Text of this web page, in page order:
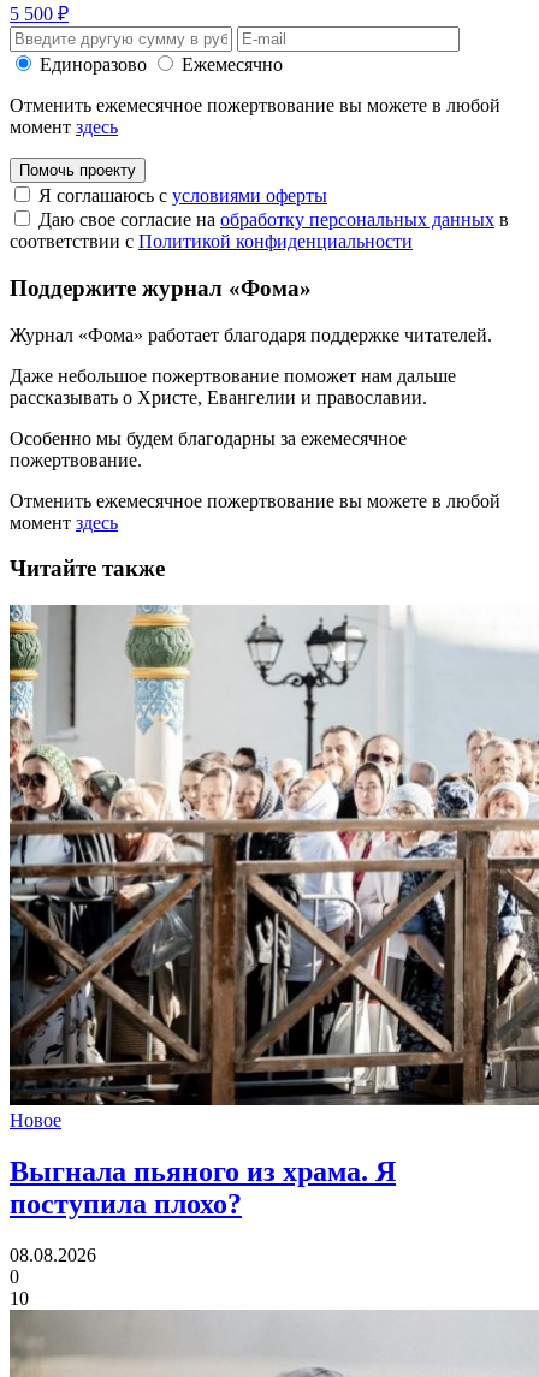
5 500 ₽
Единоразово
Ежемесячно
Отменить ежемесячное пожертвование вы можете в любой
момент здесь
Помочь проекту
Я соглашаюсь с условиями оферты
Даю свое согласие на обработку персональных данных в
соответствии с Политикой конфиденциальности
Поддержите журнал «Фома»
Журнал «Фома» работает благодаря поддержке читателей.
Даже небольшое пожертвование поможет нам дальше
рассказывать о Христе, Евангелии и православии.
Особенно мы будем благодарны за ежемесячное
пожертвование.
Отменить ежемесячное пожертвование вы можете в любой
момент здесь
Читайте также
Новое
Выгнала пьяного из храма. Я
поступила плохо?
08.08.2026
0
10